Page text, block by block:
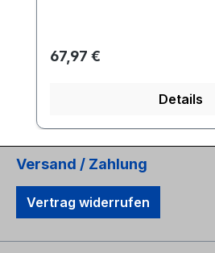
Regulärer Preis:
67,97 €
Details
Versand / Zahlung
Vertrag widerrufen